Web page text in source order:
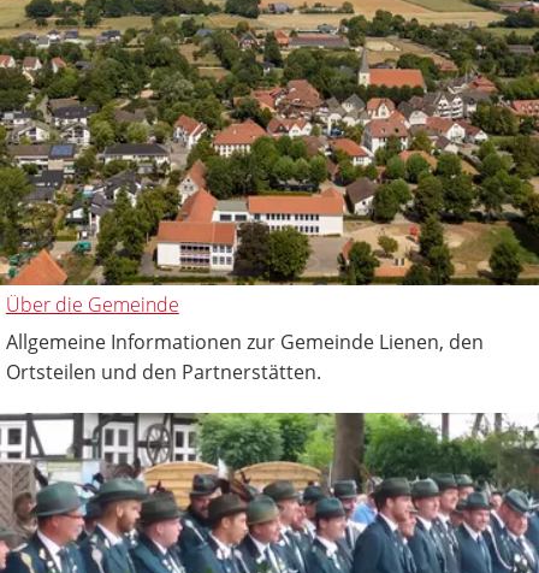
Über die Gemeinde
Allgemeine Informationen zur Gemeinde Lienen, den
Ortsteilen und den Partnerstätten.